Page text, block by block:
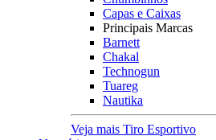
Capas e Caixas
Principais Marcas
Barnett
Chakal
Technogun
Tuareg
Nautika
Veja mais Tiro Esportivo